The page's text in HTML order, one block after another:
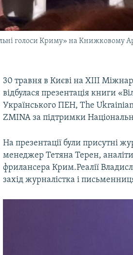
голоси Криму» на Книжковому
30 травня в Києві на XIII
відбулася презентація книги
Українського ПЕН, The
ZMINA за підтримки
На презентації були присутні
менеджер Тетяна Терен,
фрилансера Крим.Реалії
захід журналістка і